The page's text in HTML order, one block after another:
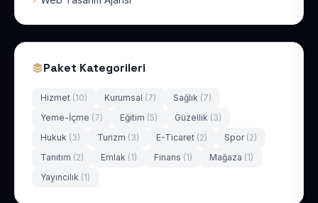
Paket Kategorileri
Hizmet (10) Kurumsal (7) Sağlık (7)
Yeme-İçme (7) Eğitim (5) Güzellik (3)
Hukuk (3) Turizm (3) E-Ticaret (2) Spor (2)
Tanıtım (2) Emlak (1) Finans (1) Mağaza (1)
Yayıncılık (1)